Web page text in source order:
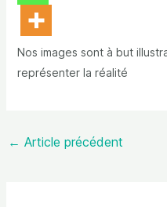
Nos images sont à but
représenter la réalité
← Article précédent